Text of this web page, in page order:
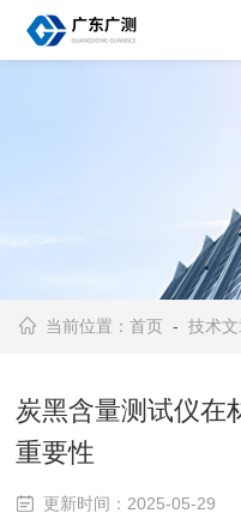
当前位置：首页 -技术
炭黑含量测试仪在
重要性
更新时间：2025-05-29